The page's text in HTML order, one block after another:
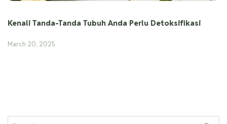
Kenali Tanda-Tanda Tubuh Anda Perlu Detoksifikasi
March 20, 2025